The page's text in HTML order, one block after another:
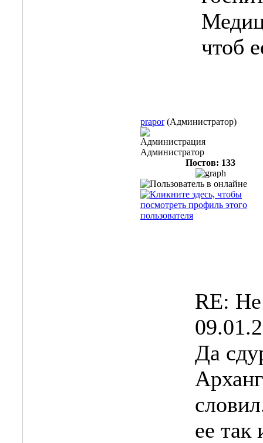
чтоб
prapor (Администратор)
Администрация
Администратор
Постов: 133
RE:
Да
ее так